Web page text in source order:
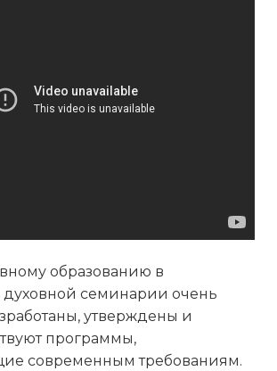
образованию в
духовной семинарии очень
утверждены и
программы,
современным требованиям.